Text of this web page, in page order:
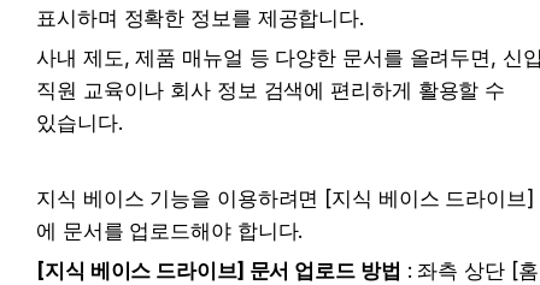
표시하며 정확한 정보를 제공합니다.
사내 제도, 제품 매뉴얼 등 다양한 문서를 올려두면, 신
직원 교육이나 회사 정보 검색에 편리하게 활용할 수
있습니다.
지식 베이스 기능을 이용하려면 [지식 베이스 드라이브]
에 문서를 업로드해야 합니다.
[지식 베이스 드라이브] 문서 업로드 방법 : 좌측 상단 [